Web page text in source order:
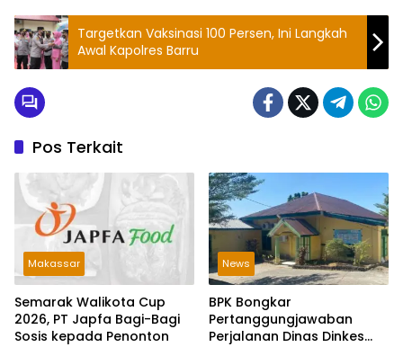
Targetkan Vaksinasi 100 Persen, Ini Langkah
Awal Kapolres Barru
Pos Terkait
Makassar
Semarak Walikota Cup
2026, PT Japfa Bagi-Bagi
Sosis kepada Penonton
News
BPK Bongkar
Pertanggungjawaban
Perjalanan Dinas Dinkes